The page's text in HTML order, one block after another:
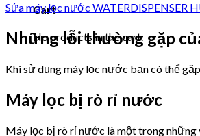
Cart
No products in the cart.
Sửa máy lọc nước WATERDISPENSER
Những lỗi thường gặp
Khi sử dụng máy lọc nước bạn có thể
Máy lọc bị rò rỉ nước
Máy lọc bị rò rỉ nước là một trong những